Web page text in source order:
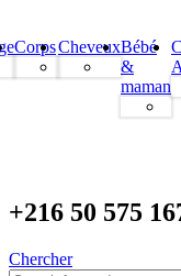
CorpsCheveuxBébé
&
maman
+216 50 575
Chercher